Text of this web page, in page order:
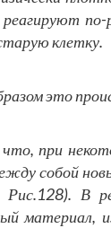
клетку.
это
при
собой
В
материал,